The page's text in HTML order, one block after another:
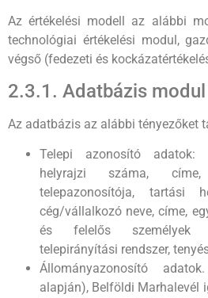
Az értékelési modell az alábbi
technológiai értékelési modul,
végső (fedezeti és
2.3.1. Adatbázis modul
Az adatbázis az alábbi tényezőket
Telepi azonosító adatok:
helyrajzi száma,
telepazonosítója, tartási
cég/vállalkozó neve, címe,
és felelős személyek
telepirányítási rendszer,
Állományazonosító
alapján), Belföldi Marhalevél